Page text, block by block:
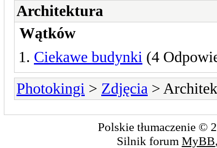
Architektura
Wątków
Ciekawe budynki (4
Photokingi > Zdjęcia >
Polskie tłumaczenie ©
Silnik forum MyBB